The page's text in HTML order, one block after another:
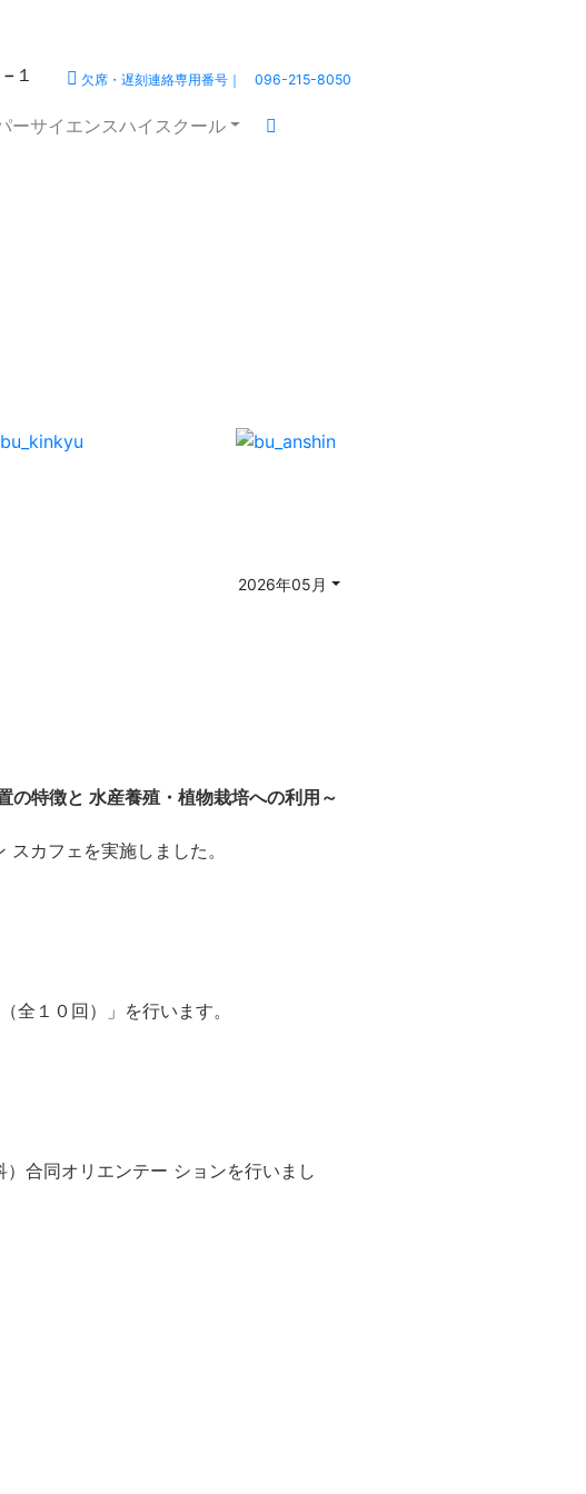
１
欠席・遅刻連絡専用番号｜ 096-215-8050
ーサイエンスハイスクール
2026年05月
特徴と 水産養殖・植物栽培への利用～
カフェを実施しました。
全１０回）」を行います。
合同オリエンテー ションを行いまし